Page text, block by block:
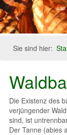
Sie sind hier:
Die Existenz des
verjüngender
sind, ist
Der Tanne (abies